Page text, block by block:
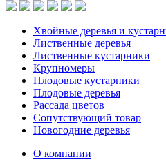
Хвойные деревья и
Лиственные деревья
Лиственные кустарники
Крупномеры
Плодовые кустарники
Плодовые деревья
Рассада цветов
Сопутствующий товар
Новогодние деревья
О компании